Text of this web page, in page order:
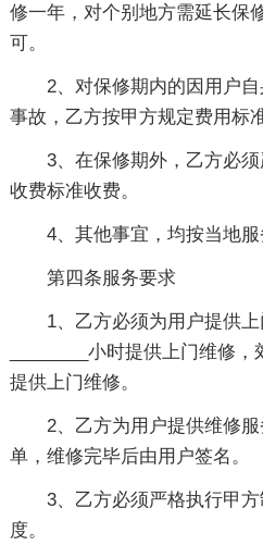
修一年，对个别地方需延长保
可。
2、对保修期内的因用户
事故，乙方按甲方规定费用标
3、在保修期外，乙方必
收费标准收费。
4、其他事宜，均按当地服
第四条服务要求
1、乙方必须为用户提供
________小时提供上门维修
提供上门维修。
2、乙方为用户提供维修
单，维修完毕后由用户签名。
3、乙方必须严格执行甲
度。